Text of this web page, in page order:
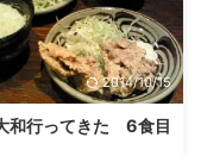
2014/10/15
和行ってきた 6食目